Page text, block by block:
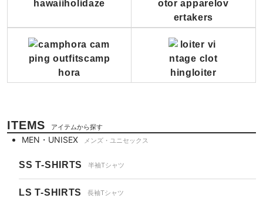
ITEMS アイテムから探す
MEN・UNISEX メンズ・ユニセックス
SS T-SHIRTS 半袖Tシャツ
LS T-SHIRTS 長袖Tシャツ